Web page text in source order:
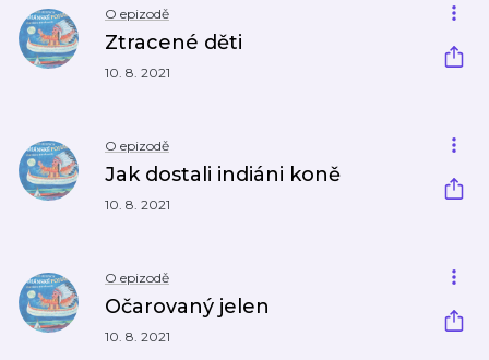
O epizodě
Ztracené děti
10. 8. 2021
O epizodě
Jak dostali indiáni koně
10. 8. 2021
O epizodě
Očarovaný jelen
10. 8. 2021